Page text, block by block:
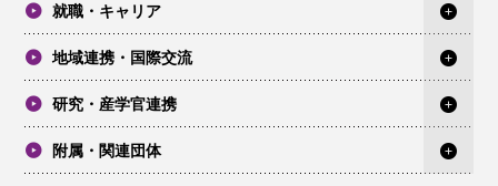
就職・キャリア
地域連携・国際交流
研究・産学官連携
附属・関連団体